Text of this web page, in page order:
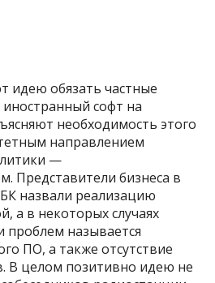
идею обязать частные
софт на
необходимость этого
направлением
—
Представители бизнеса в
назвали реализацию
а в некоторых случаях
называется
ПО, а также отсутствие
В целом позитивно идею не